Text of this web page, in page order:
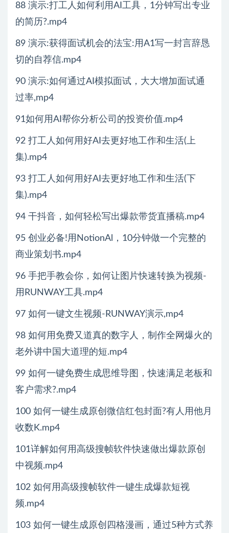
88 演示:打工人如何利用AI工具，1分钟写出专业
的简历?.mp4
89 演示:获得面试机会的法宝:用A1写一封言辞恳
切的自荐信.mp4
90 演示:如何通过AI模拟面试，大大增加面试通
过率,mp4
91如何用AI帮你分析公司的投资价值.mp4
92 打工人如何用好AI去更好地工作和生活(上
集).mp4
93 打工人如何用好AI去更好地工作和生活(下
集).mp4
94 干抖音，如何轻松写出爆款带货直播稿.mp4
95 创业必备!用NotionAl，10分钟做一个完整的
商业策划书.mp4
96 手把手教会你，如何让图片快速转换为视频-
用RUNWAY工具.mp4
97 如何一键文生视频-RUNWAY演示,mp4
98 如何用免费又道真的数字人，制作全网爆火的
老外讲中国大道理的短.mp4
99 如何一键免费生成思维导图，快速满足老板和
客户需求?.mp4
100 如何一键生成原创微信红包封面?有人用他月
收数K.mp4
101详解如何用高级搜帧软件快速做出爆款原创
中视频.mp4
102 如何用高级搜帧软件一键生成爆款短视
频.mp4
103 如何一键生成原创四格漫画，通过5种方式养